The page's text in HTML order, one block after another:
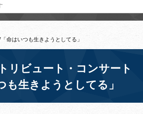
はいつも生きようとしてる」
リビュート・コンサート
も生きようとしてる」